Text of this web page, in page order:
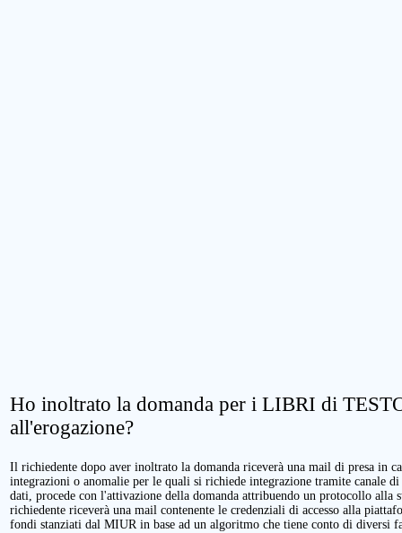
Ho inoltrato la domanda per i LIBRI di
all'erogazione?
Il richiedente dopo aver inoltrato la domanda riceverà una mail di presa in
integrazioni o anomalie per le quali si richiede integrazione tramite canale
dati, procede con l'attivazione della domanda attribuendo un protocollo alla
richiedente riceverà una mail contenente le credenziali di accesso alla
fondi stanziati dal MIUR in base ad un algoritmo che tiene conto di diversi